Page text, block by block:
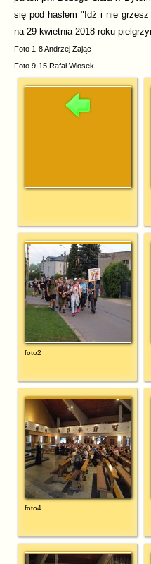
się pod hasłem "Idź i nie
na 29 kwietnia 2018 roku
Foto 1-8 Andrzej Zając
Foto 9-15 Rafał Włosek
foto2
foto4